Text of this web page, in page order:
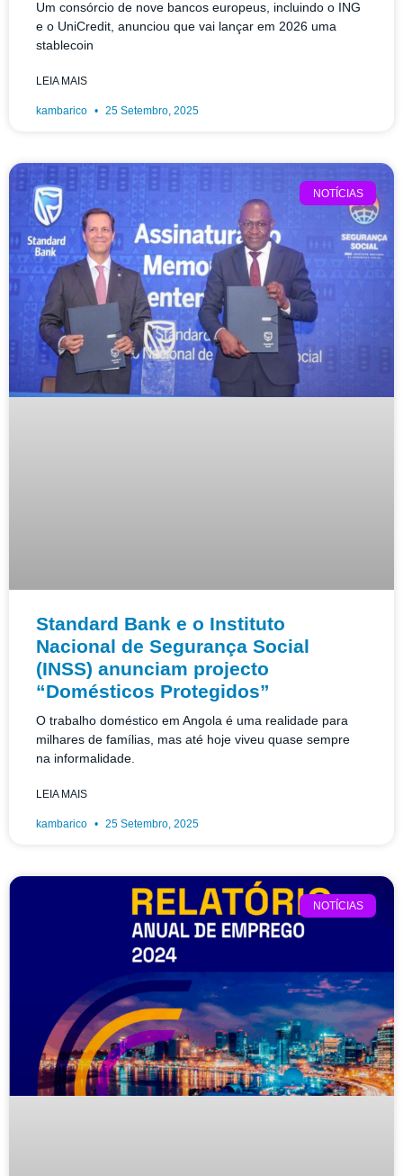
Um consórcio de nove bancos europeus, incluindo o ING
e o UniCredit, anunciou que vai lançar em 2026 uma
stablecoin
LEIA MAIS
kambarico 25 Setembro, 2025
NOTÍCIAS
Standard Bank e o Instituto
Nacional de Segurança Social
(INSS) anunciam projecto
“Domésticos Protegidos”
O trabalho doméstico em Angola é uma realidade para
milhares de famílias, mas até hoje viveu quase sempre
na informalidade.
LEIA MAIS
kambarico 25 Setembro, 2025
NOTÍCIAS